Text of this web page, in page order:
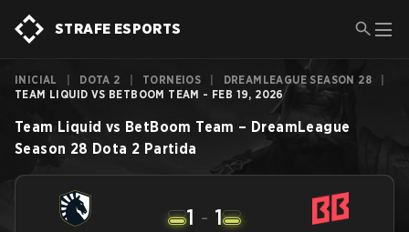
STRAFE ESPORTS
INICIAL DOTA 2 TORNEIOS DREAMLEAGUE SEASON 28
TEAM LIQUID VS BETBOOM TEAM - FEB 19, 2026
Team Liquid vs BetBoom Team – DreamLeague
Season 28 Dota 2 Partida
1 - 1